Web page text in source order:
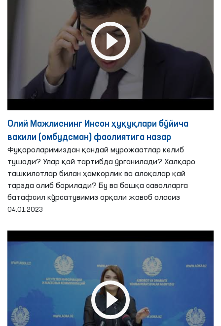
Олий Мажлиснинг Инсон ҳуқуқлари бўйича
вакили (омбудсман) фаолиятига назар
Фуқароларимиздан қандай мурожаатлар келиб
тушади? Улар қай тартибда ўрганилади? Халқаро
ташкилотлар билан ҳамкорлик ва алоқалар қай
тарзда олиб борилади? Бу ва бошқа саволларга
батафсил кўрсатувимиз орқали жавоб оласиз
04.01.2023